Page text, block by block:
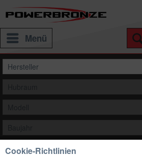
Menü
Auswählen
Cookie-Richtlinien